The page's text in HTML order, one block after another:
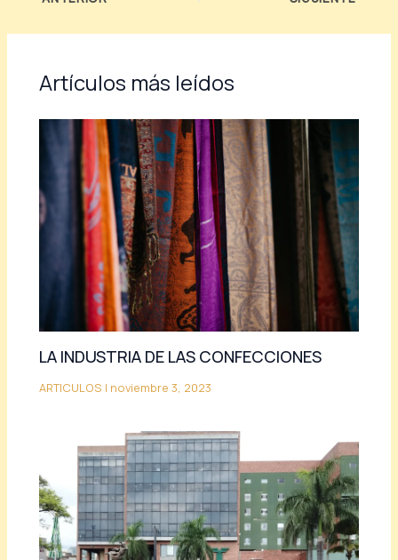
Artículos más leídos
LA INDUSTRIA DE LAS CONFECCIONES
ARTICULOS | noviembre 3, 2023